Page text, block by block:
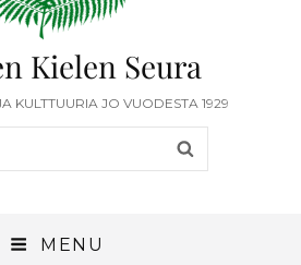
Kielen Seura
KULTTUURIA JO VUODESTA 1929
MENU